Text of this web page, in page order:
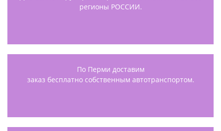
регионы РОССИИ.
По Перми доставим
заказ бесплатно собственным автотранспортом.